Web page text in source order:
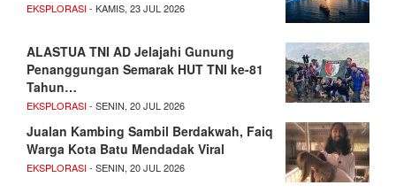
EKSPLORASI- KAMIS, 23 JUL 2026
ALASTUA TNI AD Jelajahi Gunung
Penanggungan Semarak HUT TNI ke-81
Tahun…
EKSPLORASI- SENIN, 20 JUL 2026
Jualan Kambing Sambil Berdakwah, Faiq
Warga Kota Batu Mendadak Viral
EKSPLORASI- SENIN, 20 JUL 2026